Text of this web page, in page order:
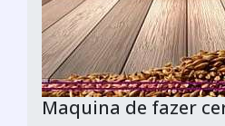
Maquina de fazer